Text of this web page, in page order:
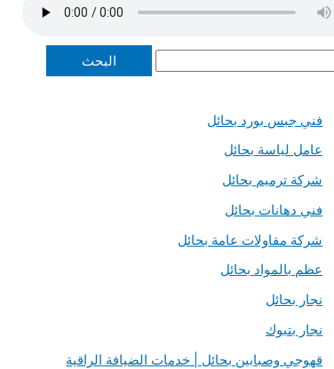
فني جبس بورد بحائل
عامل لياسة بحائل
شركة ترميم بحائل
فني دهانات بحائل
شركة مقاولات عامة بحائل
عظم بالمواد بحائل
نجار بحائل
نجار بتبوك
قهوجي وصبابين بحائل | خدمات الضيافة الراقية